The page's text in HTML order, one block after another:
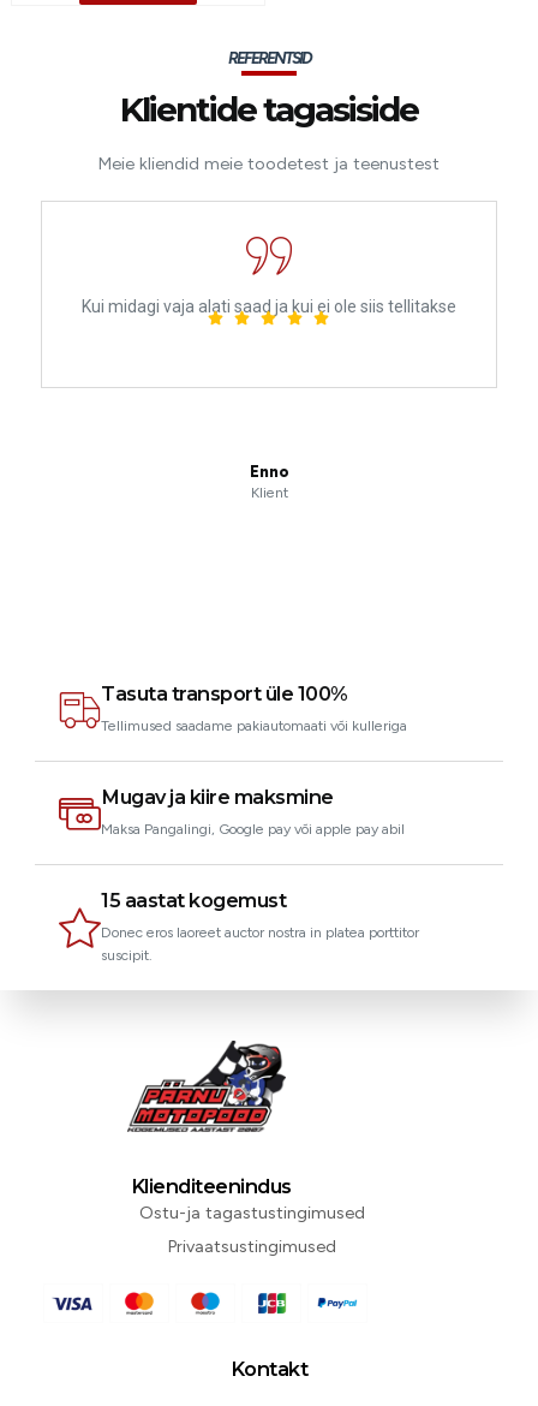
REFERENTSID
Klientide tagasiside
Meie kliendid meie toodetest ja teenustest
Enno
Klient
Kui midagi vaja alati saad ja kui ei ole siis tellitakse
Tasuta transport üle 100%
Tellimused saadame pakiautomaati või kulleriga
Mugav ja kiire maksmine
Maksa Pangalingi, Google pay või apple pay abil
15 aastat kogemust
Donec eros laoreet auctor nostra in platea porttitor
suscipit.
Klienditeenindus
Ostu-ja tagastustingimused
Privaatsustingimused
Kontakt